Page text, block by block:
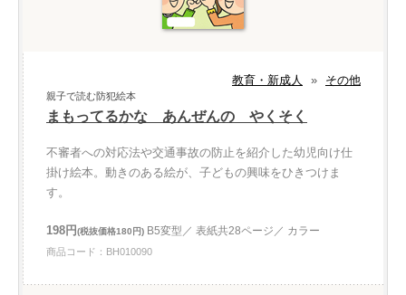
教育・新成人 » その他
親子で読む防犯絵本
まもってるかな あんぜんの やくそく
不審者への対応法や交通事故の防止を紹介した幼児向け仕
掛け絵本。動きのある絵が、子どもの興味をひきつけま
す。
198円(税抜価格180円) B5変型／ 表紙共28ページ／ カラー
商品コード：BH010090